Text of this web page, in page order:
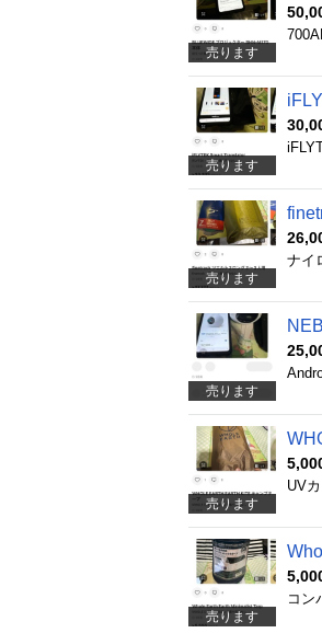
売ります
売ります
売ります
売ります
売ります
売ります